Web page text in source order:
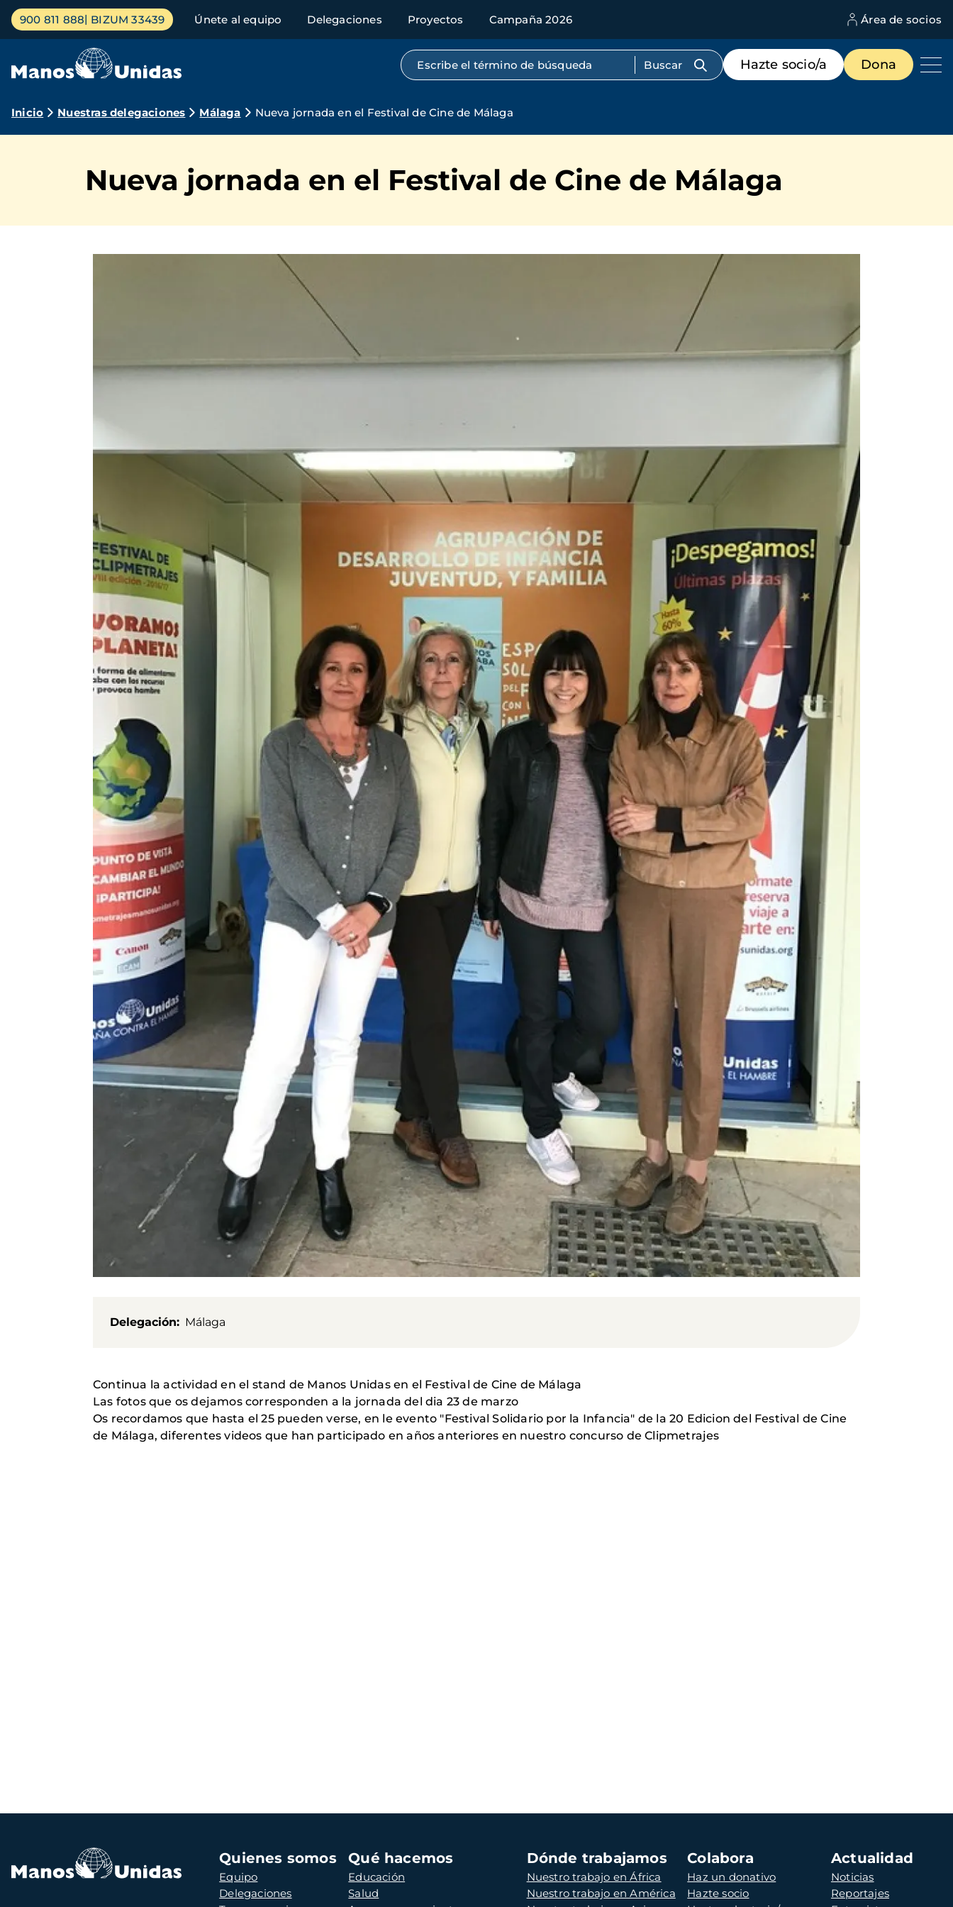
Pasar
contenido
Menú
principal
900 811 888 BIZUM 33439 Únete al equipo Delegaciones Proyectos Campaña 2026 Área de socios
Búsqueda por texto completo
Menú
de
destacados
Hazte socio/a Dona
Ruta
navegación
Inicio Nuestras delegaciones Málaga Nueva jornada en el Festival de Cine de Málaga
Nueva jornada en el Festival de Cine de Málaga
Delegación Málaga
Continua la actividad en el stand de Manos Unidas en el Festival de Cine de Málaga
Las fotos que os dejamos corresponden a la jornada del dia 23 de marzo
Os recordamos que hasta el 25 pueden verse, en le evento "Festival Solidario por la Infancia" de la 20 Edicion del Festival de Cine
de Málaga, diferentes videos que han participado en años anteriores en nuestro concurso de Clipmetrajes
Navegación
principal
Quienes somos
Equipo
Delegaciones
Qué hacemos
Educación
Salud
Dónde trabajamos
Nuestro trabajo en África
Nuestro trabajo en América
Colabora
Haz un donativo
Hazte socio
Actualidad
Noticias
Reportajes